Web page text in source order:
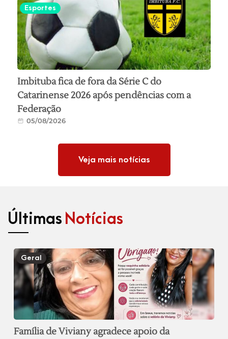
Esportes
Imbituba fica de fora da Série C do
Catarinense 2026 após pendências com a
Federação
05/08/2026
Veja mais notícias
Últimas Notícias
Geral
Família de Viviany agradece apoio da